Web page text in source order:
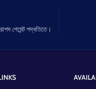
পেমেন্ট পদ্ধতিতে।